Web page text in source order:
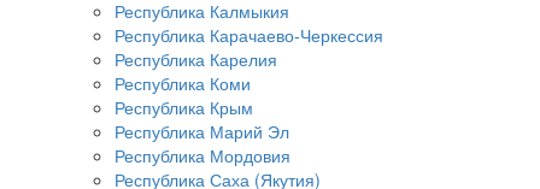
Республика Калмыкия
Республика Карачаево-Черкессия
Республика Карелия
Республика Коми
Республика Крым
Республика Марий Эл
Республика Мордовия
Республика Саха (Якутия)